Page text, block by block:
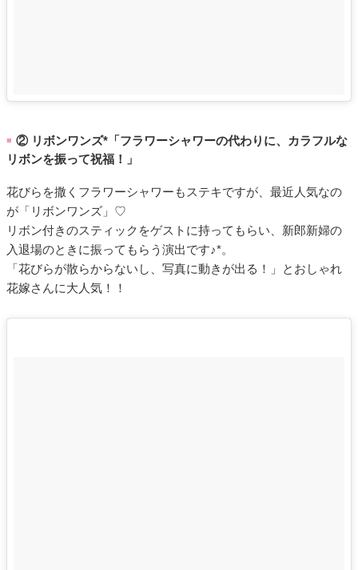
■ ② リボンワンズ*「フラワーシャワーの代わりに、カラフルな
リボンを振って祝福！」
花びらを撒くフラワーシャワーもステキですが、最近人気なの
が「リボンワンズ」♡
リボン付きのスティックをゲストに持ってもらい、新郎新婦の
入退場のときに振ってもらう演出です♪*。
「花びらが散らからないし、写真に動きが出る！」とおしゃれ
花嫁さんに大人気！！